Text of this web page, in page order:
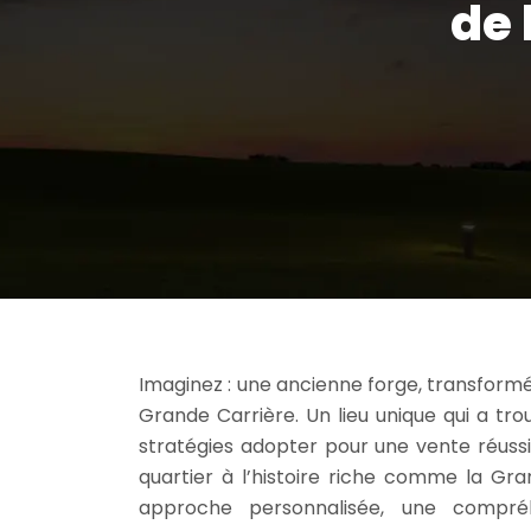
de
Imaginez : une ancienne forge,
Grande Carrière. Un lieu unique qui a
stratégies adopter pour une vente
quartier à l’histoire riche comme la
approche personnalisée, une